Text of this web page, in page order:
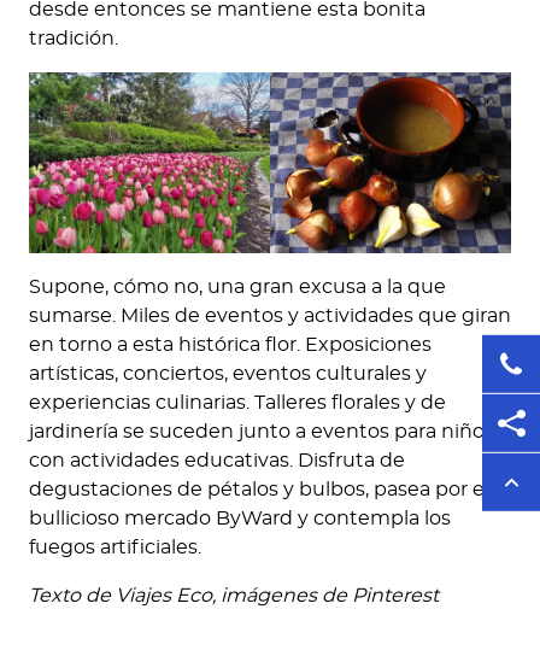
desde entonces se mantiene esta bonita
tradición.
Supone, cómo no, una gran excusa a la que
sumarse. Miles de eventos y actividades que giran
en torno a esta histórica flor. Exposiciones
artísticas, conciertos, eventos culturales y
experiencias culinarias. Talleres florales y de
jardinería se suceden junto a eventos para niños
con actividades educativas. Disfruta de
degustaciones de pétalos y bulbos, pasea por el
bullicioso mercado ByWard y contempla los
fuegos artificiales.
Texto de Viajes Eco, imágenes de Pinterest